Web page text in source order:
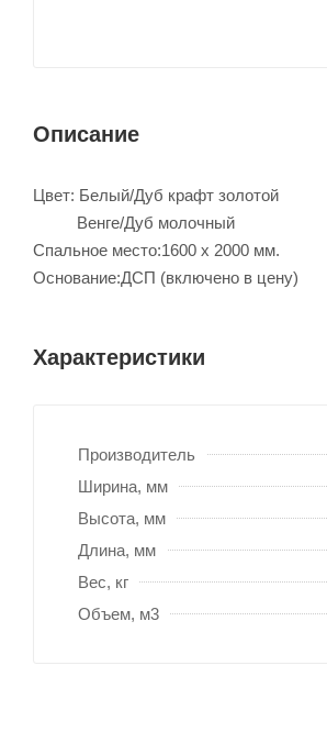
Описание
Цвет: Белый/Дуб крафт золотой
Венге/Дуб молочный
Спальное место:1600 x 2000 мм.
Основание:ДСП (включено в цену)
Характеристики
Производитель
Ширина, мм
Высота, мм
Длина, мм
Вес, кг
Объем, м3